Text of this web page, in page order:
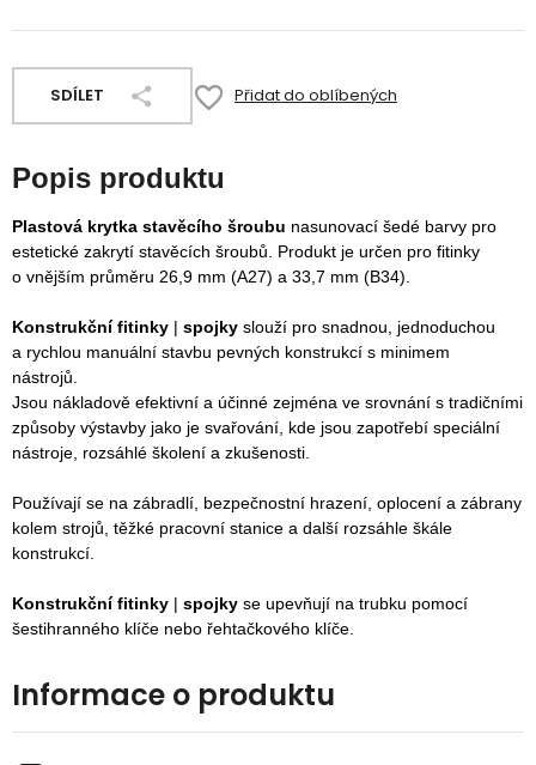
SDÍLET Přidat do oblíbených
Popis produktu
Plastová krytka stavěcího šroubu nasunovací šedé barvy pro
estetické zakrytí stavěcích šroubů. Produkt je určen pro fitinky
o vnějším průměru 26,9 mm (A27) a 33,7 mm (B34).
Konstrukční fitinky | spojky slouží pro snadnou, jednoduchou
a rychlou manuální stavbu pevných konstrukcí s minimem
nástrojů.
Jsou nákladově efektivní a účinné zejména ve srovnání s tradičními
způsoby výstavby jako je svařování, kde jsou zapotřebí speciální
nástroje, rozsáhlé školení a zkušenosti.
Používají se na zábradlí, bezpečnostní hrazení, oplocení a zábrany
kolem strojů, těžké pracovní stanice a další rozsáhle škále
konstrukcí.
Konstrukční fitinky | spojky se upevňují na trubku pomocí
šestihranného klíče nebo řehtačkového klíče.
Informace o produktu